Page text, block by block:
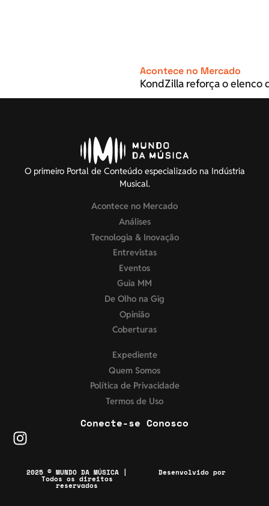
Acontece no Mercado
KondZilla reforça o elenco
O primeiro Portal de Conteúdo especializado na Indústria
Musical.
Acontece no Mercado
Análises
Tecnologia & Inovação
Entrevistas
Eventos
Guia MM
De Olho na Gig
Opinião
Coberturas
Expediente
Quem Somos
Política de Privacidade
Termos de Uso
Conecte-se Conosco
2025 © MUNDO DA MÚSICA |
Todos os direitos
reservados
Desenvolvido por